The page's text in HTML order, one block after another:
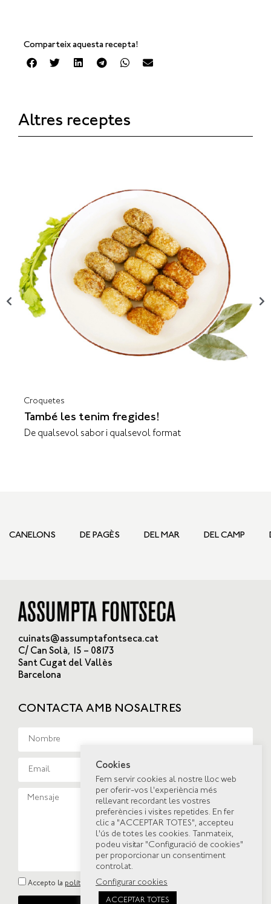
Comparteix aquesta recepta!
Altres receptes
Croquetes
També les tenim fregides!
De qualsevol sabor i qualsevol format
CANELONS DE PAGÈS DEL MAR DEL CAMP
cuinats@assumptafontseca.cat
C/ Can Solà, 15 – 08173
Sant Cugat del Vallès
Barcelona
CONTACTA AMB NOSALTRES
Accepto la política de privacitat
Cookies
Fem servir cookies al nostre lloc web
per oferir-vos l'experiència més
rellevant recordant les vostres
preferències i visites repetides. En fer
clic a "ACCEPTAR TOTES", accepteu
l'ús de totes les cookies. Tanmateix,
podeu visitar "Configuració de cookies"
per proporcionar un consentiment
controlat.
Configurar cookies
ACCEPTAR TOTES